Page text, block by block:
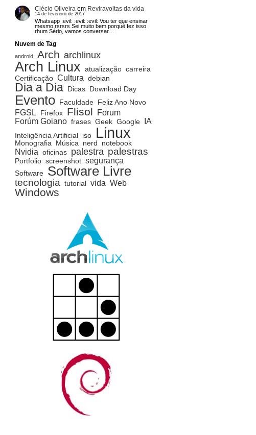
Clécio Oliveira em Reviravoltas da vida
14 de fevereiro de 2017
Whatsapp :evil: :evil: :evil: Vou ter que ensinar
mesmo rsrsrs Sei muito bem porquê fez isso
rhum Sério, vamos conversar…
Nuvem de Tag
android Arch archlinux
Arch Linux atualização carreira
Certificação Cultura debian
Dia a Dia Dicas Download Day
Evento Faculdade Feliz Ano Novo
FGSL Firefox Flisol Forum
Forúm Goiano frases Geek Google IA
Inteligência Artificial iso Linux
Monografia Música nerd notebook
Nvidia oficinas palestra palestras
Portfolio screenshot segurança
Software Software Livre
tecnologia tutorial vida Web
Windows